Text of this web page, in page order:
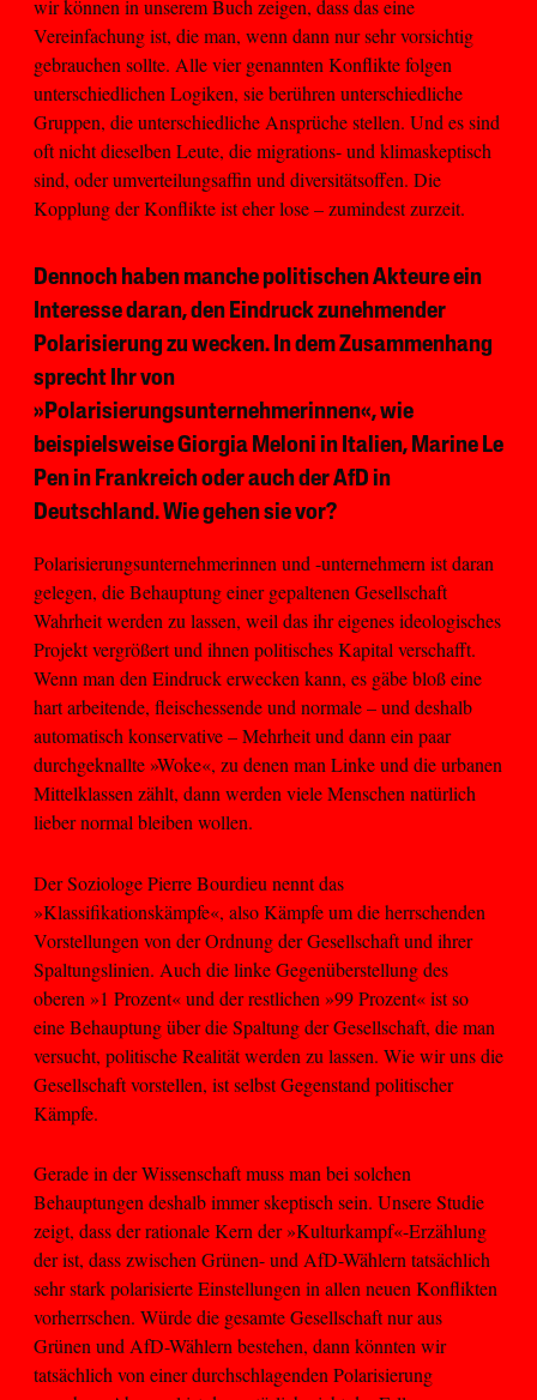
wir können in unserem Buch zeigen, dass das eine
Vereinfachung ist, die man, wenn dann nur sehr vorsichtig
gebrauchen sollte. Alle vier genannten Konflikte folgen
unterschiedlichen Logiken, sie berühren unterschiedliche
Gruppen, die unterschiedliche Ansprüche stellen. Und es sind
oft nicht dieselben Leute, die migrations- und klimaskeptisch
sind, oder umverteilungsaffin und diversitätsoffen. Die
Kopplung der Konflikte ist eher lose – zumindest zurzeit.
Dennoch haben manche politischen Akteure ein
Interesse daran, den Eindruck zunehmender
Polarisierung zu wecken. In dem Zusammenhang
sprecht Ihr von
»Polarisierungsunternehmerinnen«, wie
beispielsweise Giorgia Meloni in Italien, Marine Le
Pen in Frankreich oder auch der AfD in
Deutschland. Wie gehen sie vor?
Polarisierungsunternehmerinnen und -unternehmern ist daran
gelegen, die Behauptung einer gepaltenen Gesellschaft
Wahrheit werden zu lassen, weil das ihr eigenes ideologisches
Projekt vergrößert und ihnen politisches Kapital verschafft.
Wenn man den Eindruck erwecken kann, es gäbe bloß eine
hart arbeitende, fleischessende und normale – und deshalb
automatisch konservative – Mehrheit und dann ein paar
durchgeknallte »Woke«, zu denen man Linke und die urbanen
Mittelklassen zählt, dann werden viele Menschen natürlich
lieber normal bleiben wollen.
Der Soziologe Pierre Bourdieu nennt das
»Klassifikationskämpfe«, also Kämpfe um die herrschenden
Vorstellungen von der Ordnung der Gesellschaft und ihrer
Spaltungslinien. Auch die linke Gegenüberstellung des
oberen »1 Prozent« und der restlichen »99 Prozent« ist so
eine Behauptung über die Spaltung der Gesellschaft, die man
versucht, politische Realität werden zu lassen. Wie wir uns die
Gesellschaft vorstellen, ist selbst Gegenstand politischer
Kämpfe.
Gerade in der Wissenschaft muss man bei solchen
Behauptungen deshalb immer skeptisch sein. Unsere Studie
zeigt, dass der rationale Kern der »Kulturkampf«-Erzählung
der ist, dass zwischen Grünen- und AfD-Wählern tatsächlich
sehr stark polarisierte Einstellungen in allen neuen Konflikten
vorherrschen. Würde die gesamte Gesellschaft nur aus
Grünen und AfD-Wählern bestehen, dann könnten wir
tatsächlich von einer durchschlagenden Polarisierung